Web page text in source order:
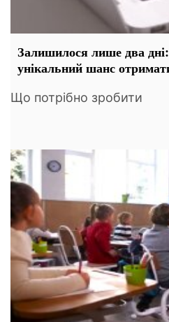
Залишилося лише два
унікальний шанс
Що потрібно зробити